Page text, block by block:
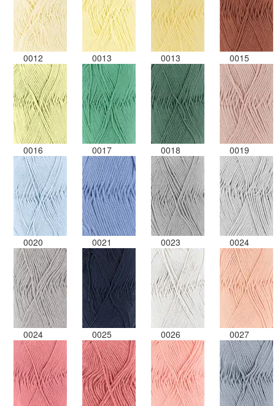
0012 0013 0013 0015
0016 0017 0018 0019
0020 0021 0023 0024
0024 0025 0026 0027